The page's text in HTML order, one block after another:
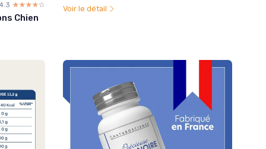
☆☆☆☆☆
★★★★★
Chien
Voir le détail